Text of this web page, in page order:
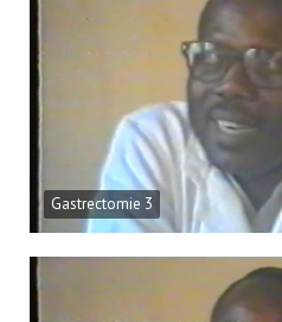
Gastrectomie 3